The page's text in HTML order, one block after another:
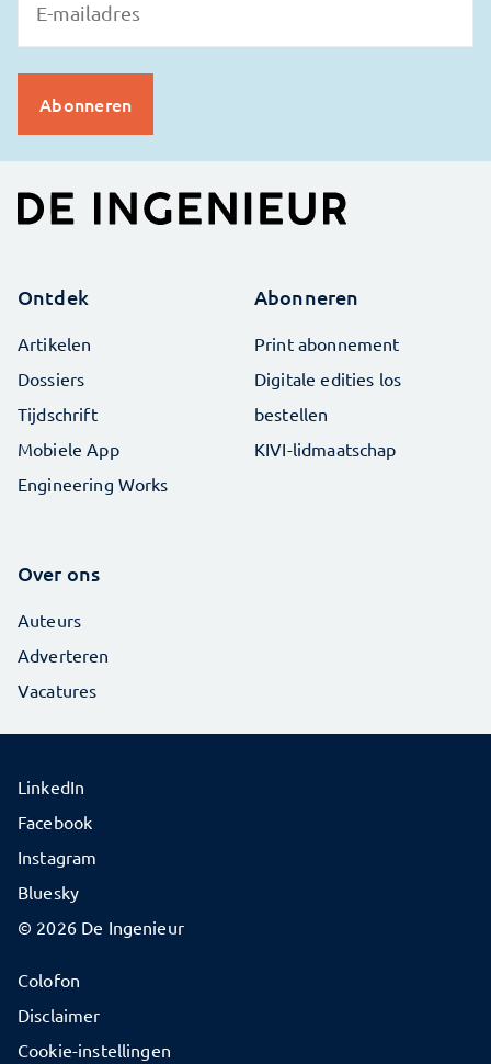
Ontdek
Artikelen
Dossiers
Tijdschrift
Mobiele App
Engineering Works
Abonneren
Print abonnement
Digitale edities los
bestellen
KIVI-lidmaatschap
Over ons
Auteurs
Adverteren
Vacatures
© 2026 De Ingenieur
Colofon
Disclaimer
Cookie-instellingen
LinkedIn
Facebook
Instagram
Bluesky